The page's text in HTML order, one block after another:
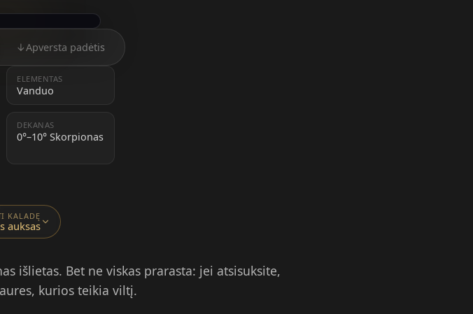
↓Apversta padėtis
ELEMENTAS
Vanduo
DEKANAS
0°–10° Skorpionas
KALADĘ
auksas
išlietas. Bet ne viskas prarasta: jei atsisuksite,
kurios teikia viltį.